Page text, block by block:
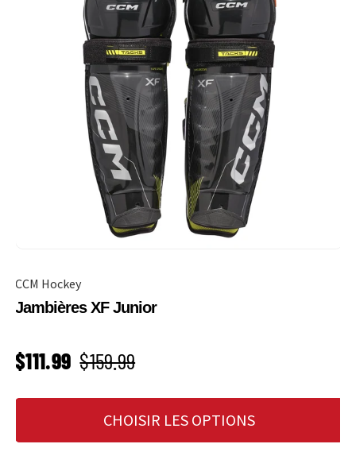
CCM Hockey
Jambières XF Junior
PRIX SOLDÉ
$111.99 Prix habituel
$159.99
CHOISIR LES OPTIONS